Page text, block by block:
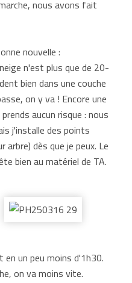
nous avons fait
nouvelle :
n'est plus que de 20-
bien dans une couche
on y va ! Encore une
aucun risque : nous
j'installe des points
dès que je peux. Le
bien au matériel de TA.
un peu moins d'1h30.
on va moins vite.